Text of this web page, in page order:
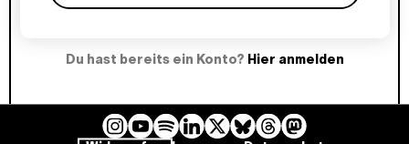
Du hast bereits ein Konto? Hier anmelden
I Y S L B T M